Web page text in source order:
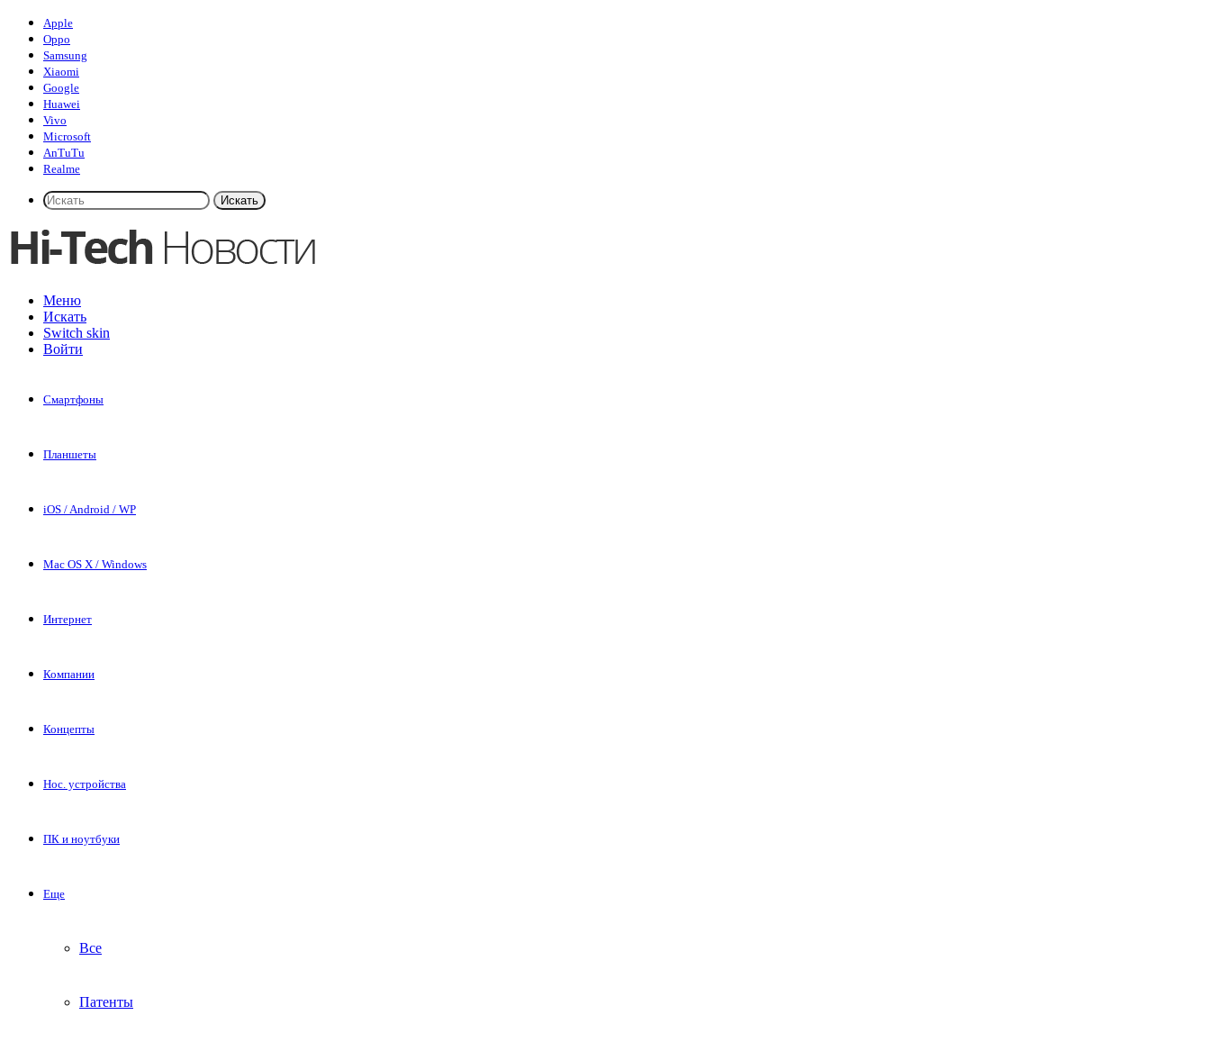
Apple
Oppo
Samsung
Xiaomi
Google
Huawei
Vivo
Microsoft
AnTuTu
Realme
Искать
Меню
Искать
Switch skin
Войти
Смартфоны
Планшеты
iOS / Android / WP
Mac OS X / Windows
Интернет
Компании
Концепты
Нос. устройства
ПК и ноутбуки
Еще
Все
Патенты